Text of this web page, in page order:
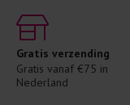
Gratis verzending
Gratis vanaf €75 in
Nederland